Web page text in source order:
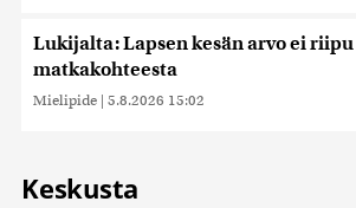
Lukijalta: Lapsen kesän arvo ei riipu
matkakohteesta
Mielipide | 5.8.2026 15:02
Keskusta